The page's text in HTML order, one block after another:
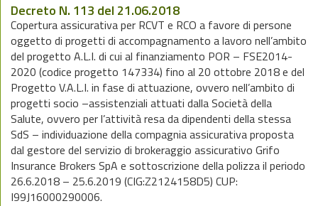
Decreto N. 113 del 21.06.2018
Copertura assicurativa per RCVT e RCO a favore di persone
oggetto di progetti di accompagnamento a lavoro nell’ambito
del progetto A.L.I. di cui al finanziamento POR – FSE2014-
2020 (codice progetto 147334) fino al 20 ottobre 2018 e del
Progetto V.A.L.I. in fase di attuazione, ovvero nell’ambito di
progetti socio –assistenziali attuati dalla Società della
Salute, ovvero per l’attività resa da dipendenti della stessa
SdS – individuazione della compagnia assicurativa proposta
dal gestore del servizio di brokeraggio assicurativo Grifo
Insurance Brokers SpA e sottoscrizione della polizza il periodo
26.6.2018 – 25.6.2019 (CIG:Z2124158D5) CUP:
I99J16000290006.